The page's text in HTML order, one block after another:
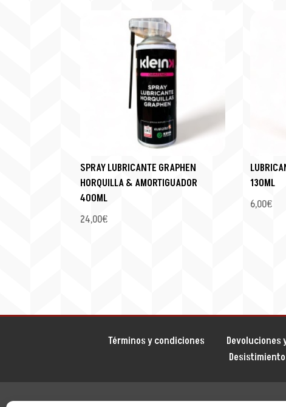
SPRAY LUBRICANTE GRAPHEN
HORQUILLA & AMORTIGUADOR
400ML
24,00€
130ML
6,00€
Términos y condiciones
Devoluciones
Desistimiento